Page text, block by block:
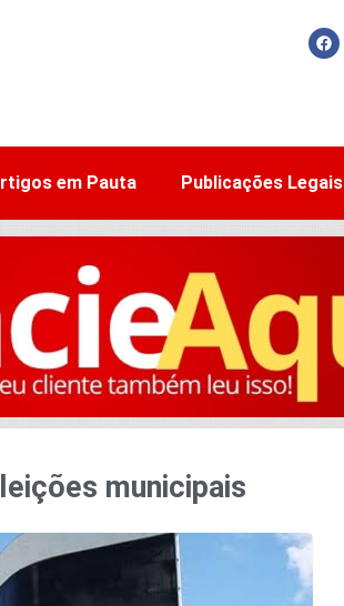
em Pauta Publicações Legais
municipais